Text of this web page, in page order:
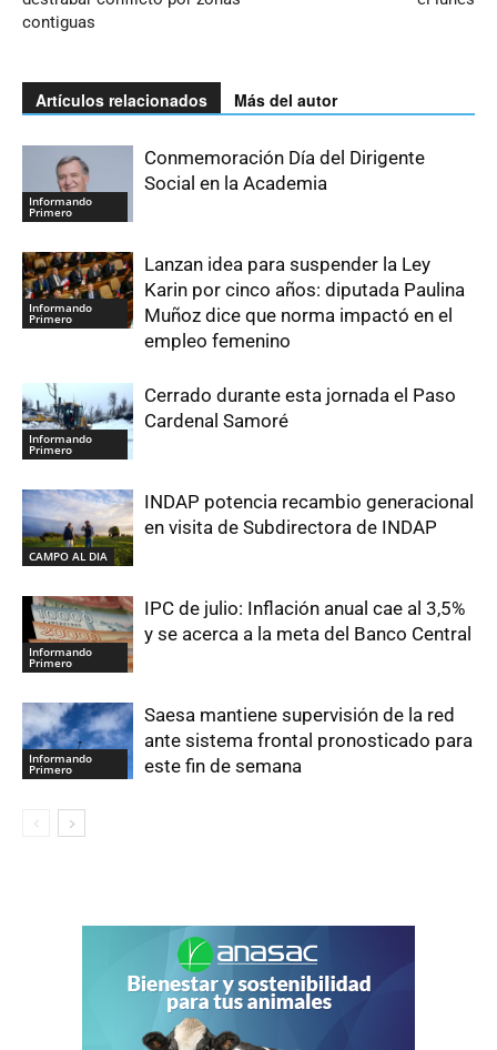
contiguas
Artículos relacionados Más del autor
Informando
Primero
Conmemoración Día del Dirigente
Social en la Academia
Informando
Primero
Lanzan idea para suspender la Ley
Karin por cinco años: diputada Paulina
Muñoz dice que norma impactó en el
empleo femenino
Informando
Primero
Cerrado durante esta jornada el Paso
Cardenal Samoré
CAMPO AL DIA
INDAP potencia recambio generacional
en visita de Subdirectora de INDAP
Informando
Primero
IPC de julio: Inflación anual cae al 3,5%
y se acerca a la meta del Banco Central
Informando
Primero
Saesa mantiene supervisión de la red
ante sistema frontal pronosticado para
este fin de semana